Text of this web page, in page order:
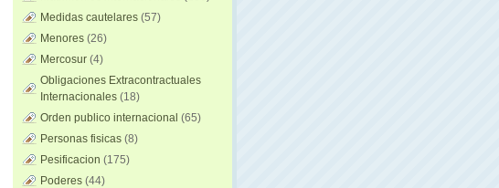
Medidas cautelares (57)
Menores (26)
Mercosur (4)
Obligaciones Extracontractuales
Internacionales (18)
Orden publico internacional (65)
Personas fisicas (8)
Pesificacion (175)
Poderes (44)